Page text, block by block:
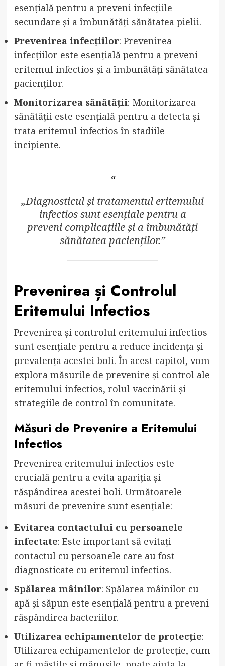
esențială pentru a preveni infecțiile
secundare și a îmbunătăți sănătatea pielii.
Prevenirea infecțiilor: Prevenirea
infecțiilor este esențială pentru a preveni
eritemul infectios și a îmbunătăți sănătatea
pacienților.
Monitorizarea sănătății: Monitorizarea
sănătății este esențială pentru a detecta și
trata eritemul infectios în stadiile
incipiente.
„Diagnosticul și tratamentul eritemului
infectios sunt esențiale pentru a
preveni complicațiile și a îmbunătăți
sănătatea pacienților.”
Prevenirea și Controlul
Eritemului Infectios
Prevenirea și controlul eritemului infectios
sunt esențiale pentru a reduce incidența și
prevalența acestei boli. În acest capitol, vom
explora măsurile de prevenire și control ale
eritemului infectios, rolul vaccinării și
strategiile de control în comunitate.
Măsuri de Prevenire a Eritemului
Infectios
Prevenirea eritemului infectios este
crucială pentru a evita apariția și
răspândirea acestei boli. Următoarele
măsuri de prevenire sunt esențiale:
Evitarea contactului cu persoanele
infectate: Este important să evitați
contactul cu persoanele care au fost
diagnosticate cu eritemul infectios.
Spălarea mâinilor: Spălarea mâinilor cu
apă și săpun este esențială pentru a preveni
răspândirea bacteriilor.
Utilizarea echipamentelor de protecție:
Utilizarea echipamentelor de protecție, cum